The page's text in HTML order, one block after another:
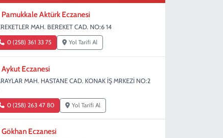
Pamukkale Aktürk Eczanesi
MAH. BEREKET CAD. NO:6 14
0 (258) 361 33 75 Yol Tarifi Al
Aykut Eczanesi
MAH. HASTANE CAD. KONAK İŞ MRKEZİ NO:2
0 (258) 263 47 80 Yol Tarifi Al
Gökhan Eczanesi